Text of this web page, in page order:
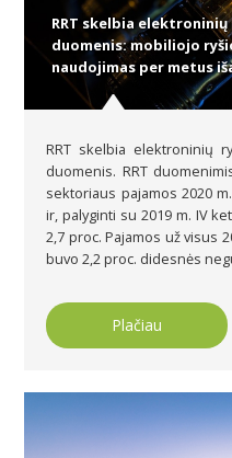
RRT skelbia
duomenis: mobiliojo
naudojimas per metus
RRT skelbia elektroninių
duomenis. RRT
sektoriaus pajamos 2020
ir, palyginti su 2019 m. IV
2,7 proc. Pajamos už visus
buvo 2,2 proc. didesnės
Plačiau